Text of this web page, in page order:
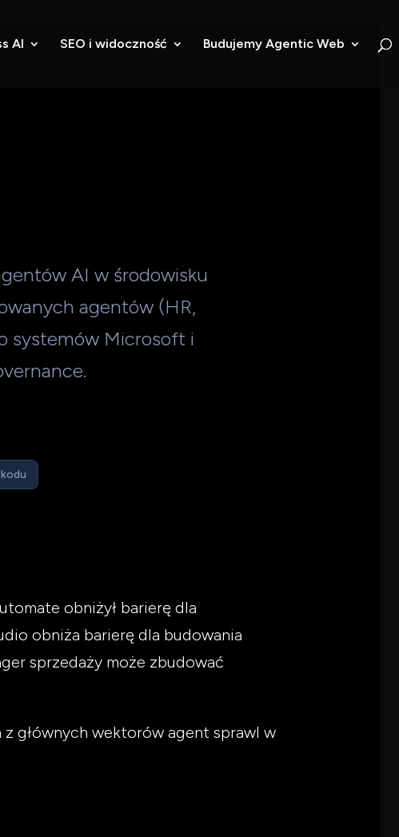
AI SEO i widoczność Budujemy Agentic Web
AI w środowisku
agentów (HR,
systemów Microsoft i
obniżył barierę dla
obniża barierę dla budowania
sprzedaży może zbudować
głównych wektorów agent sprawl w